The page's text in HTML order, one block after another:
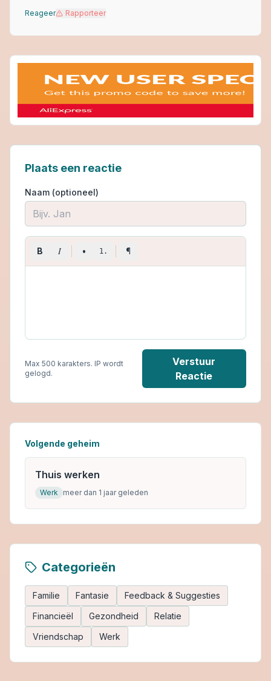
Reageer Rapporteer
Plaats een reactie
Naam (optioneel)
B I • 1. ¶
Max 500 karakters. IP wordt
gelogd.
Verstuur
Reactie
Volgende geheim
Thuis werken
Werk meer dan 1 jaar geleden
Categorieën
Familie Fantasie
Feedback & Suggesties
Financieël
Gezondheid
Relatie
Vriendschap
Werk